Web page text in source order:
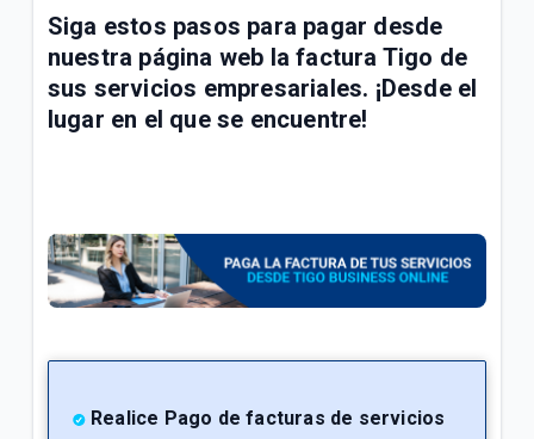
Empresas
Paga las facturas de servicios fijos y móviles Tigo
Business en una transacción | Empresas
Fallas y problemas para navegar en el Internet Tigo
| Empresas
Empresas
Explicación del Detalle de consumos en su factura
Siga estos pasos para pagar desde
nuestra página web la factura Tigo de
sus servicios empresariales. ¡Desde el
lugar en el que se encuentre!
Realice Pago de facturas de servicios